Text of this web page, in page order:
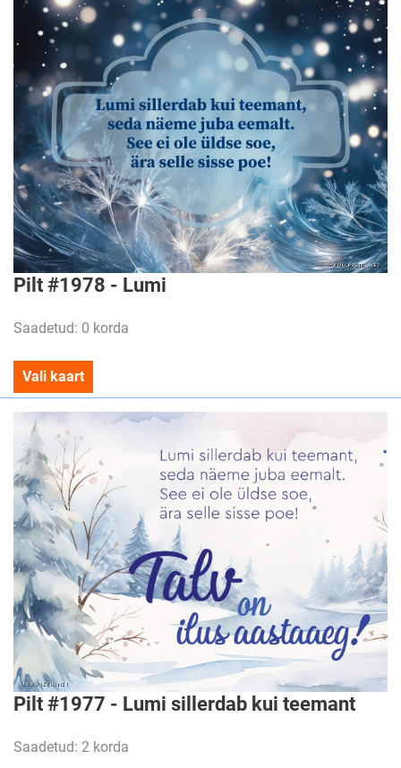
Pilt #1978 - Lumi
Saadetud: 0 korda
Vali kaart
Pilt #1977 - Lumi sillerdab kui teemant
Saadetud: 2 korda